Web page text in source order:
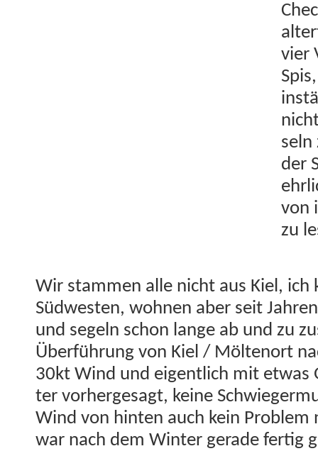
vier
seln
der
von
zu
Wir stam­men alle nicht aus Kiel, ich
Süd­west­en, wohnen aber seit
und segeln schon lange ab und zu
Über­führung von Kiel / Möl­tenort
30kt Wind und eigentlich mit etwas
ter vorherge­sagt, keine
Wind von hin­ten auch kein Prob­lem
war nach dem Win­ter ger­ade fer­tig